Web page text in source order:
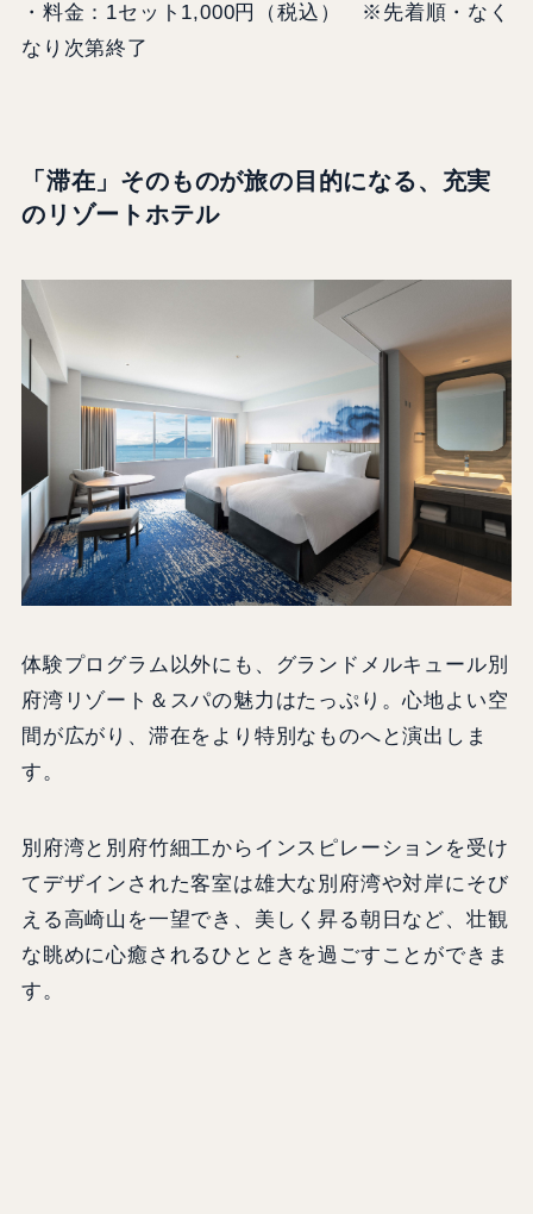
・料金：1セット1,000円（税込） ※先着順・なく
なり次第終了
「滞在」そのものが旅の目的になる、充実
のリゾートホテル
体験プログラム以外にも、グランドメルキュール別
府湾リゾート＆スパの魅力はたっぷり。心地よい空
間が広がり、滞在をより特別なものへと演出しま
す。
別府湾と別府竹細工からインスピレーションを受け
てデザインされた客室は雄大な別府湾や対岸にそび
える高崎山を一望でき、美しく昇る朝日など、壮観
な眺めに心癒されるひとときを過ごすことができま
す。